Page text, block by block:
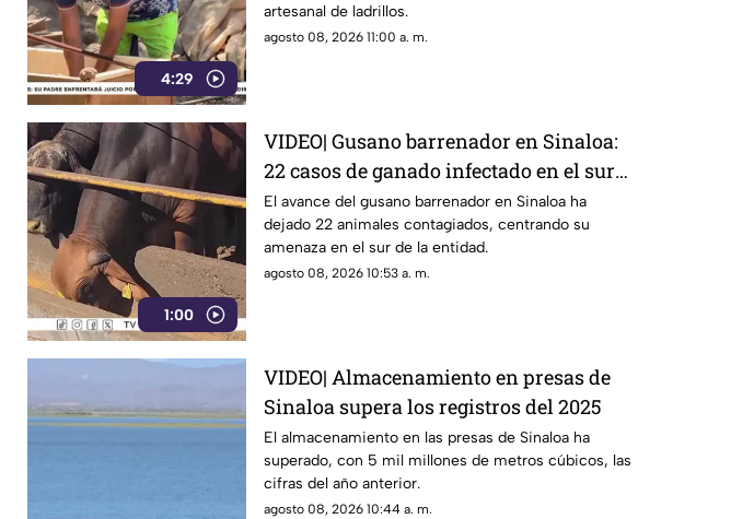
4:29
artesanal de ladrillos.
agosto 08, 2026 11:00 a. m.
1:00
VIDEO| Gusano barrenador en Sinaloa:
22 casos de ganado infectado en el sur
del estado
El avance del gusano barrenador en Sinaloa ha
dejado 22 animales contagiados, centrando su
amenaza en el sur de la entidad.
agosto 08, 2026 10:53 a. m.
VIDEO| Almacenamiento en presas de
Sinaloa supera los registros del 2025
El almacenamiento en las presas de Sinaloa ha
superado, con 5 mil millones de metros cúbicos, las
cifras del año anterior.
agosto 08, 2026 10:44 a. m.